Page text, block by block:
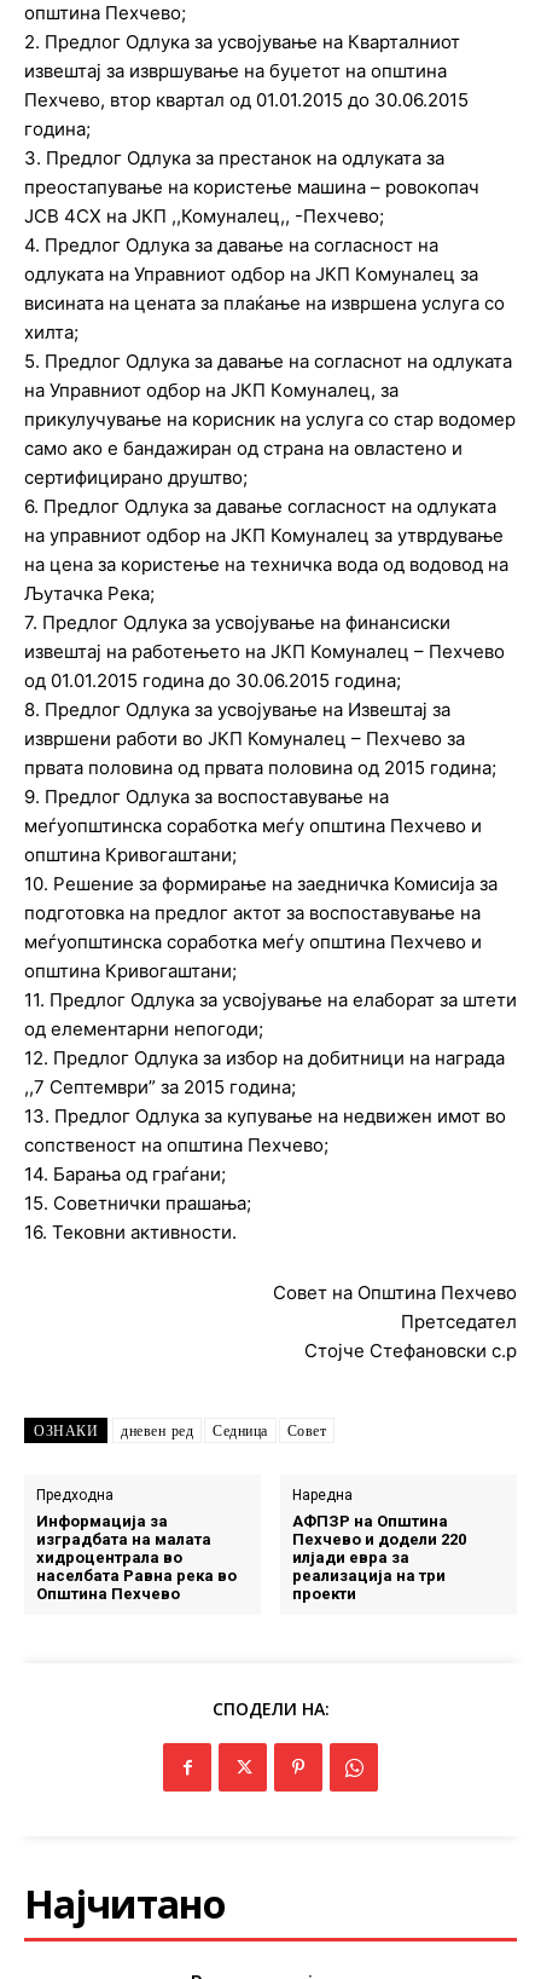
општина Пехчево;
2. Предлог Одлука за усвојување на Кварталниот
извештај за извршување на буџетот на општина
Пехчево, втор квартал од 01.01.2015 до 30.06.2015
година;
3. Предлог Одлука за престанок на одлуката за
преостапување на користење машина – ровокопач
ЈСВ 4СХ на ЈКП ,,Комуналец,, -Пехчево;
4. Предлог Одлука за давање на согласност на
одлуката на Управниот одбор на ЈКП Кoмуналец за
висината на цената за плаќање на извршена услуга со
хилта;
5. Предлог Одлука за давање на согласнот на одлуката
на Управниот одбор на ЈКП Кoмуналец, за
прикулучување на корисник на услуга со стар водомер
само ако е бандажиран од страна на овластено и
сертифицирано друштво;
6. Предлог Одлука за давање согласност на одлуката
на управниот одбор на ЈКП Комуналец за утврдување
на цена за користење на техничка вода од водовод на
Љутачка Река;
7. Предлог Одлука за усвојување на финансиски
извештај на работењето на ЈКП Комуналец – Пехчево
од 01.01.2015 година до 30.06.2015 година;
8. Предлог Одлука за усвојување на Извештај за
извршени работи во ЈКП Комуналец – Пехчево за
првата половина од првата половина од 2015 година;
9. Предлог Одлука за воспоставување на
меѓуопштинска соработка меѓу општина Пехчево и
општина Кривогаштани;
10. Решение за формирање на заедничка Комисија за
подготовка на предлог актот за воспоставување на
меѓуопштинска соработка меѓу општина Пехчево и
општина Кривогаштани;
11. Предлог Одлука за усвојување на елаборат за штети
од елементарни непогоди;
12. Предлог Одлука за избор на добитници на награда
,,7 Септември” за 2015 година;
13. Предлог Одлука за купување на недвижен имот во
сопственост на општина Пехчево;
14. Барања од граѓани;
15. Советнички прашања;
16. Тековни активности.
Совет на Општина Пехчево
Претседател
Стојче Стефановски с.р
ОЗНАКИ дневен ред Седница Совет
Предходна
Информација за
изградбата на малата
хидроцентрала во
населбата Равна река во
Општина Пехчево
Наредна
АФПЗР на Општина
Пехчево и додели 220
илјади евра за
реализација на три
проекти
СПОДЕЛИ НА:
Најчитано